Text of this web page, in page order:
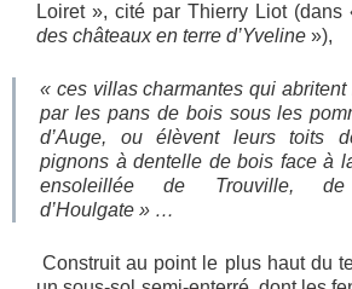
Loiret », cité par Thierry Liot (dans
des châteaux en terre d’Yveline »),
« ces villas charmantes qui
par les pans de bois sous les
d’Auge, ou élèvent leurs toits
pignons à dentelle de bois face à
ensoleillée de Trouville,
d’Houlgate » …
Construit au point le plus haut du